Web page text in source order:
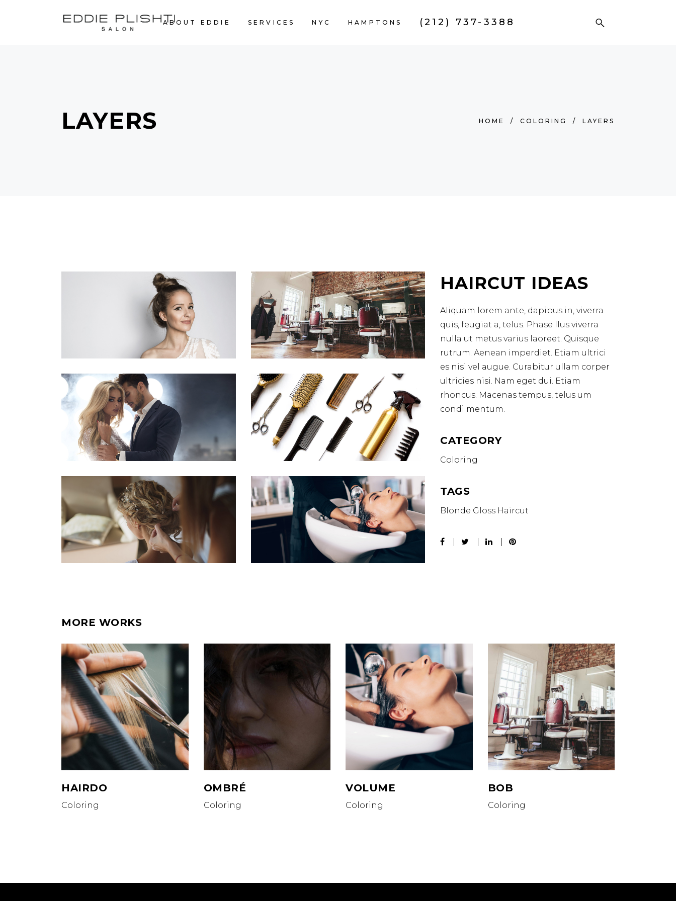
ABOUT EDDIE SERVICES NYC HAMPTONS (212) 737-3388
LAYERS HOME / COLORING / LAYERS
HAIRCUT IDEAS
Aliquam lorem ante, dapibus in, viverra
quis, feugiat a, telus. Phase llus viverra
nulla ut metus varius laoreet. Quisque
rutrum. Aenean imperdiet. Etiam ultrici
es nisi vel augue. Curabitur ullam corper
ultricies nisi. Nam eget dui. Etiam
rhoncus. Macenas tempus, telus um
condi mentum.
CATEGORY
Coloring
TAGS
Blonde Gloss Haircut
MORE WORKS
HAIRDO
Coloring
OMBRÉ
Coloring
VOLUME
Coloring
BOB
Coloring